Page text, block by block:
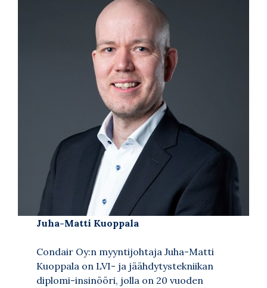
Juha-Matti Kuoppala
Condair Oy:n myyntijohtaja Juha-Matti
Kuoppala on LVI- ja jäähdytystekniikan
diplomi-insinööri, jolla on 20 vuoden